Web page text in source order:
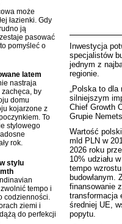
Inwestycja
specjalistów
jednym z
regionie.
„Polska to
silniejszym
Chief Growth
Grupie
Wartość
mld PLN w
2026 roku
10% udziału
tempo
budowlanym.
finansowanie
transformacja
średniej UE,
popytu.
może
łazienki. Gdy
ją
pasować
pomyśleć o
latem
nastraja
by
domu
kojarzone z
To
stylowego
rok.
stylu
tempo i
codzienności.
ziemi i
do perfekcji